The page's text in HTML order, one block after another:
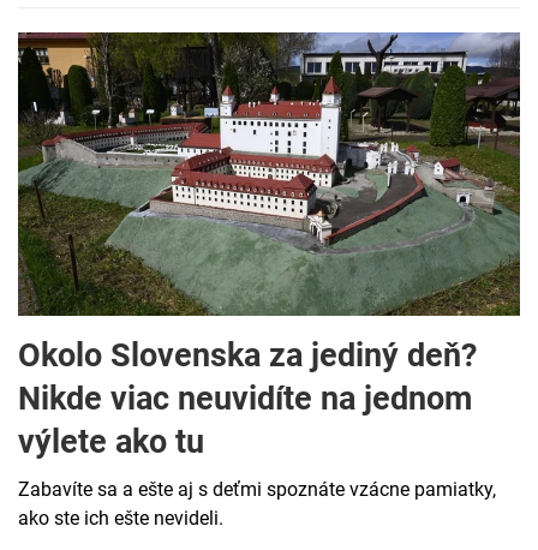
Okolo Slovenska za jediný deň?
Nikde viac neuvidíte na jednom
výlete ako tu
Zabavíte sa a ešte aj s deťmi spoznáte vzácne pamiatky,
ako ste ich ešte nevideli.